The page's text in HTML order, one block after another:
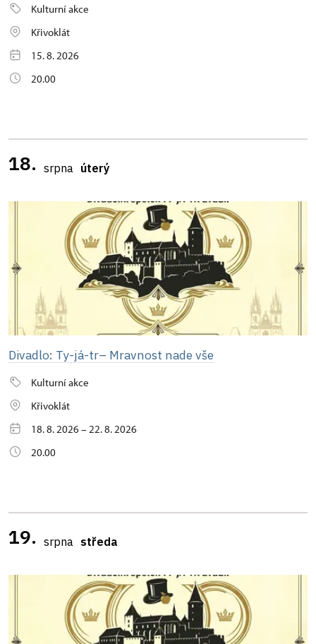
Kulturní akce
Křivoklát
15. 8. 2026
20.00
18. srpna úterý
Divadlo: Ty-já-tr– Mravnost nade vše
Kulturní akce
Křivoklát
18. 8. 2026 – 22. 8. 2026
20.00
19. srpna středa